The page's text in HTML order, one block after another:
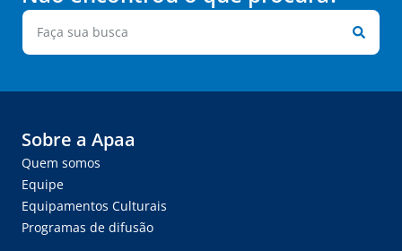
Sobre a Apaa
Quem somos
Equipe
Equipamentos Culturais
Programas de difusão